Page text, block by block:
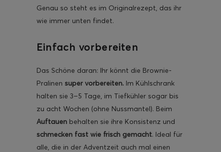
Genau so steht es im Originalrezept, das ihr
wie immer unten findet.
Einfach vorbereiten
Das Schöne daran: Ihr könnt die Brownie-
Pralinen super vorbereiten. Im Kühlschrank
halten sie 3–5 Tage, im Tiefkühler sogar bis
zu acht Wochen (ohne Nussmantel). Beim
Auftauen behalten sie ihre Konsistenz und
schmecken fast wie frisch gemacht. Ideal für
alle, die in der Adventzeit auch mal einen